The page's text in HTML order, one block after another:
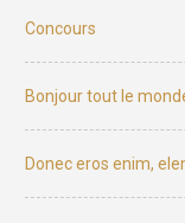
Concours
Bonjour tout le
Donec eros enim,